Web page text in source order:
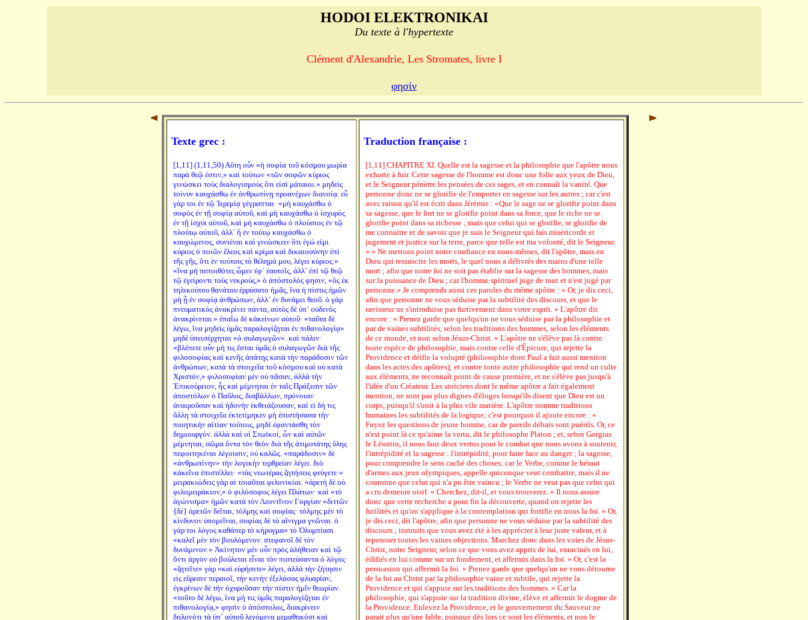
HODOI ELEKTRONIKAI
Du texte à l'hypertexte
Clément d'Alexandrie, Les Stromates, livre I
φησίν
Texte grec :
[1,11] (1,11,50) Αὕτη οὖν «ἡ σοφία τοῦ κόσμου μωρία
παρὰ θεῷ ἐστιν,» καὶ τούτων «τῶν σοφῶν κύριος
γινώσκει τοὺς διαλογισμοὺς ὅτι εἰσὶ μάταιοι.» μηδεὶς
τοίνυν καυχάσθω ἐν ἀνθρωπίνῃ προανέχων διανοίᾳ. εὖ
γάρ τοι ἐν τῷ Ἱερεμίᾳ γέγραπται· «μὴ καυχάσθω ὁ
σοφὸς ἐν τῇ σοφίᾳ αὐτοῦ, καὶ μὴ καυχάσθω ὁ ἰσχυρὸς
ἐν τῇ ἰσχύι αὐτοῦ, καὶ μὴ καυχάσθω ὁ πλούσιος ἐν τῷ
πλούτῳ αὐτοῦ, ἀλλ´ ἢ ἐν τούτῳ καυχάσθω ὁ
καυχώμενος, συνιέναι καὶ γινώσκειν ὅτι ἐγώ εἰμι
κύριος ὁ ποιῶν ἔλεος καὶ κρίμα καὶ δικαιοσύνην ἐπὶ
τῆς γῆς, ὅτι ἐν τούτοις τὸ θέλημά μου, λέγει κύριος.»
«ἵνα μὴ πεποιθότες ὦμεν ἐφ´ ἑαυτοῖς, ἀλλ´ ἐπὶ τῷ θεῷ
τῷ ἐγείροντι τοὺς νεκρούς,» ὁ ἀπόστολός φησιν, «ὃς ἐκ
τηλικούτου θανάτου ἐρρύσατο ἡμᾶς, ἵνα ἡ πίστις ἡμῶν
μὴ ᾖ ἐν σοφίᾳ ἀνθρώπων, ἀλλ´ ἐν δυνάμει θεοῦ. ὁ γὰρ
πνευματικὸς ἀνακρίνει πάντα, αὐτὸς δὲ ὑπ´ οὐδενὸς
ἀνακρίνεται.» ἐπαΐω δὲ κἀκείνων αὐτοῦ· «ταῦτα δὲ
λέγω, ἵνα μηδεὶς ὑμᾶς παραλογίζηται ἐν πιθανολογίᾳ»
μηδὲ ὑπεισέρχηται «ὁ συλαγωγῶν». καὶ πάλιν·
«βλέπετε οὖν μή τις ἔσται ὑμᾶς ὁ συλαγωγῶν διὰ τῆς
φιλοσοφίας καὶ κενῆς ἀπάτης κατὰ τὴν παράδοσιν τῶν
ἀνθρώπων, κατὰ τὰ στοιχεῖα τοῦ κόσμου καὶ οὐ κατὰ
Χριστόν,» φιλοσοφίαν μὲν οὐ πᾶσαν, ἀλλὰ τὴν
Ἐπικούρειον, ἧς καὶ μέμνηται ἐν ταῖς Πράξεσιν τῶν
ἀποστόλων ὁ Παῦλος, διαβάλλων, πρόνοιαν
ἀναιροῦσαν καὶ ἡδονὴν ἐκθειάζουσαν, καὶ εἰ δή τις
ἄλλη τὰ στοιχεῖα ἐκτετίμηκεν μὴ ἐπιστήσασα τὴν
ποιητικὴν αἰτίαν τούτοις, μηδὲ ἐφαντάσθη τὸν
δημιουργόν. ἀλλὰ καὶ οἱ Στωϊκοί, ὧν καὶ αὐτῶν
μέμνηται, σῶμα ὄντα τὸν θεὸν διὰ τῆς ἀτιμοτάτης ὕλης
πεφοιτηκέναι λέγουσιν, οὐ καλῶς. «παράδοσιν» δὲ
«ἀνθρωπίνην» τὴν λογικὴν τερθρείαν λέγει. διὸ
κἀκεῖνα ἐπιστέλλει· «τὰς νεωτέρας ζητήσεις φεύγετε·»
μειρακιώδεις γὰρ αἱ τοιαῦται φιλονικίαι. «ἀρετὴ δὲ οὐ
φιλομειράκιον,» ὁ φιλόσοφος λέγει Πλάτων· καὶ «τὸ
ἀγώνισμα» ἡμῶν κατὰ τὸν Λεοντῖνον Γοργίαν «διττῶν
{δὲ} ἀρετῶν δεῖται, τόλμης καὶ σοφίας· τόλμης μὲν τὸ
κίνδυνον ὑπομεῖναι, σοφίας δὲ τὸ αἴνιγμα γνῶναι. ὁ
γάρ τοι λόγος καθάπερ τὸ κήρυγμα» τὸ Ὀλυμπίασι
«καλεῖ μὲν τὸν βουλόμενον. στεφανοῖ δὲ τὸν
δυνάμενον.» Ἀκίνητον μὲν οὖν πρὸς ἀλήθειαν καὶ τῷ
ὄντι ἀργὸν οὐ βούλεται εἶναι τὸν πιστεύσαντα ὁ λόγος·
«ζητεῖτε» γὰρ «καὶ εὑρήσετε» λέγει, ἀλλὰ τὴν ζήτησιν
εἰς εὕρεσιν περαιοῖ, τὴν κενὴν ἐξελάσας φλυαρίαν,
ἐγκρίνων δὲ τὴν ὀχυροῦσαν τὴν πίστιν ἡμῖν θεωρίαν.
«τοῦτο δὲ λέγω, ἵνα μή τις ὑμᾶς παραλογίζηται ἐν
πιθανολογίᾳ,» φησὶν ὁ ἀπόστολος, διακρίνειν
δηλονότι τὰ ὑπ´ αὐτοῦ λεγόμενα μεμαθηκόσι καὶ
Traduction française :
[1,11] CHAPITRE XI. Quelle est la sagesse et la philosophie que l'apôtre nous
exhorte à fuir. Cette sagesse de l'homme est donc une folie aux yeux de Dieu,
et le Seigneur pénètre les pensées de ces sages, et en connaît la vanité. Que
personne donc ne se glorifie de l'emporter en sagesse sur les autres ; car c'est
avec raison qu'il est écrit dans Jérémie : «Que le sage ne se glorifie point dans
sa sagesse, que le fort ne se glorifie point dans sa force, que le riche ne se
glorifie point dans sa richesse ; mais que celui qui se glorifie, se glorifie de
me connaitre et de savoir que je suis le Seigneur qui fais miséricorde et
jugement et justice sur la terre, parce que telle est ma volonté, dit le Seigneur.
» « Ne mettons point notre confiance en nous-mêmes, dit l'apôtre, mais en
Dieu qui ressuscite les morts, le quel nous a délivrés des mains d'une telle
mort ; afin que notre foi ne soit pas établie sur la sagesse des hommes, mais
sur la puissance de Dieu ; car l'homme spirituel juge de tout et n'est jugé par
personne.» Je comprends aussi ces paroles du même apôtre : « Or, je dis ceci,
afin que personne ne vous séduise par la subtilité des discours, et que le
ravisseur ne s'introduise pas furtivement dans votre esprit. » L'apôtre dit
encore : « Prenez garde que quelqu'un ne vous séduise par la philosophie et
par de vaines subtilités, selon les traditions des hommes, selon les éléments
de ce monde, et non selon Jésus-Christ. « L'apôtre ne s'élève pas là contre
toute espèce de philosophie, mais contre celle d'Êpicure, qui rejette la
Providence et déifie la volupté (philosophie dont Paul a fait aussi mention
dans les actes des apôtres); et contre tonte autre philosophie qui rend un culte
aux éléments, ne reconnaît point de cause première, et ne s'élève pas jusqu'à
l'idée d'un Créateur. Les stoïciens dont le même apôtre a fait également
mention, ne sont pas plus dignes d'éloges lorsqu'ils disent que Dieu est un
corps, puisqu'il s'unit à la plus vile matière. L'apôtre nomme traditions
humaines les subtilités de la logique; c'est pourquoi il ajoute encore : «
Fuyez les questions de jeune homme, car de pareils débats sont puérils. Or, ce
n'est point là ce qu'aime la vertu, dit le philosophe Platon ; et, selon Gorgias
le Léontin, il nous faut deux vertus pour le combat que nous avons à soutenir,
l'intrépidité et la sagesse : l'intrépidité, pour faire face au danger ; la sagesse,
pour comprendre le sens caché des choses; car le Verbe, comme le héraut
d'armes aux jeux olympiques, appelle quiconque veut combattre, mais il ne
couronne que celui qui n'a pu être vaincu ; le Verbe ne veut pas que celui qui
a cru demeure oisif. « Cherchez, dit-il, et vous trouverez. » Il nous assure
donc que cette recherche a pour fin la découverte, quand on rejette les
futilités et qu'on s'applique à la contemplation qui fortifie en nous la foi. « Or,
je dis ceci, dit l'apôtre, afin que personne ne vous séduise par la subtilité des
discours ; instruits que vous avez été à les apprécier à leur juste valeur, et à
repousser toutes les vaines objections. Marchez donc dans les voies de Jésus-
Christ, notre Seigneur, selon ce que vous avez appris de lui, enracinés en lui,
édifiés en lui comme sur un fondement, et affermis dans la foi. » Or, c'est la
persuasion qui affermit la foi. « Prenez garde que quelqu'un ne vous détourne
de la foi au Christ par la philosophie vaine et subtile, qui rejette la
Providence et qui s'appuie sur les traditions des hommes. » Car la
philosophie, qui s'appuie sur la tradition divine, élève et affermit le dogme de
la Providence. Enlevez la Providence, et le gouvernement du Sauveur ne
parait plus qu'une fable, puisque dès lors ce sont les éléments, et non le